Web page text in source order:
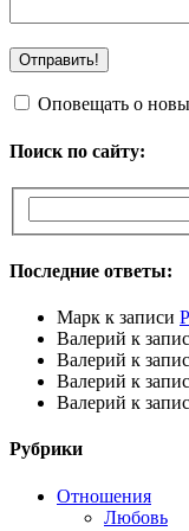
Оповещать о
Поиск по сайту:
Последние ответы:
Марк к записи
Валерий к
Валерий к
Валерий к
Валерий к
Рубрики
Отношения
Любовь